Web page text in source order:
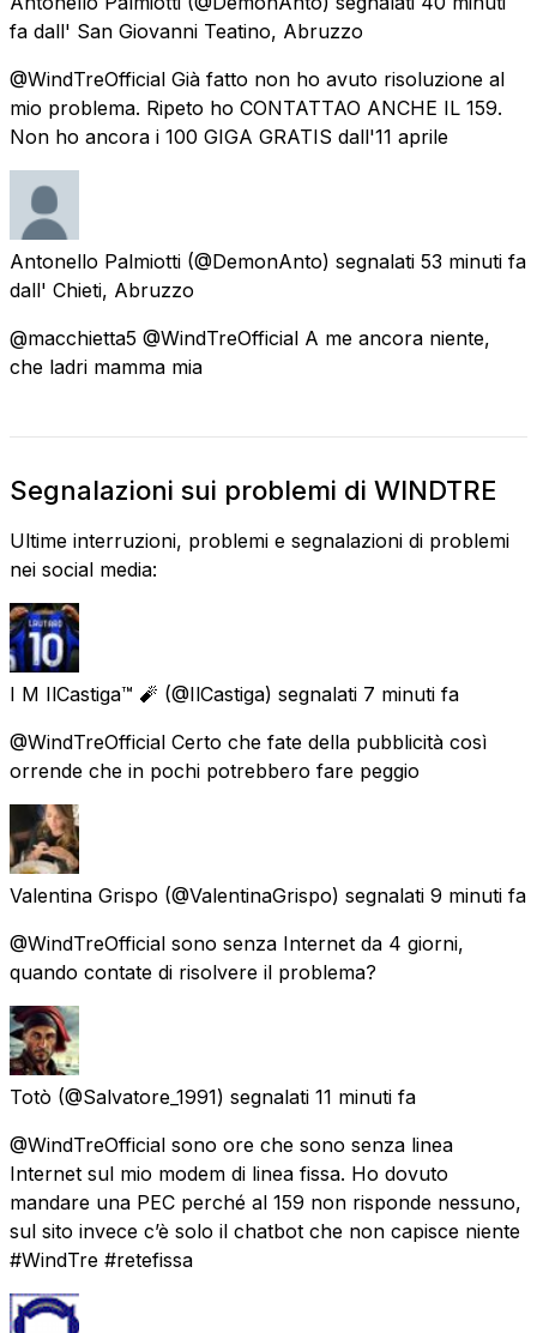
fa dall' San Giovanni Teatino, Abruzzo
@WindTreOfficial Già fatto non ho avuto risoluzione al
mio problema. Ripeto ho CONTATTAO ANCHE IL 159.
Non ho ancora i 100 GIGA GRATIS dall'11 aprile
Antonello Palmiotti (@DemonAnto) segnalati 53 minuti fa
dall' Chieti, Abruzzo
@macchietta5 @WindTreOfficial A me ancora niente,
che ladri mamma mia
Segnalazioni sui problemi di WINDTRE
Ultime interruzioni, problemi e segnalazioni di problemi
nei social media:
I M IlCastiga™️ 🧨 (@IlCastiga) segnalati 7 minuti fa
@WindTreOfficial Certo che fate della pubblicità così
orrende che in pochi potrebbero fare peggio
Valentina Grispo (@ValentinaGrispo) segnalati 9 minuti fa
@WindTreOfficial sono senza Internet da 4 giorni,
quando contate di risolvere il problema?
Totò (@Salvatore_1991) segnalati 11 minuti fa
@WindTreOfficial sono ore che sono senza linea
Internet sul mio modem di linea fissa. Ho dovuto
mandare una PEC perché al 159 non risponde nessuno,
sul sito invece c’è solo il chatbot che non capisce niente
#WindTre #retefissa